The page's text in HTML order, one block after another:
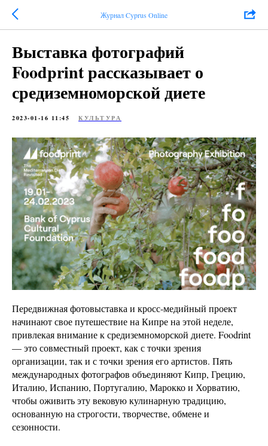
Журнал Cyprus Online
Выставка фотографий
Foodprint рассказывает о
средиземноморской диете
2023-01-16 11:45 КУЛЬТУРА
Передвижная фотовыставка и кросс-медийный проект
начинают свое путешествие на Кипре на этой неделе,
привлекая внимание к средиземноморской диете. Foodrint
— это совместный проект, как с точки зрения
организации, так и с точки зрения его артистов. Пять
международных фотографов объединяют Кипр, Грецию,
Италию, Испанию, Португалию, Марокко и Хорватию,
чтобы оживить эту вековую кулинарную традицию,
основанную на строгости, творчестве, обмене и
сезонности.